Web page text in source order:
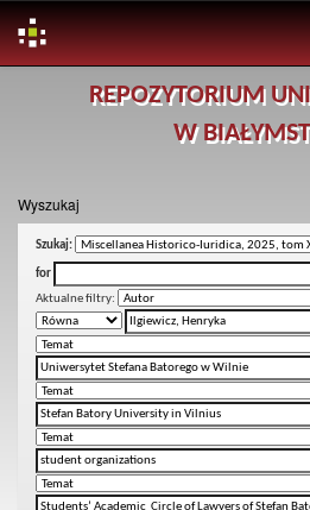
REPOZYTORIUM
W
Wyszukaj
Szukaj:
for
Aktualne filtry: